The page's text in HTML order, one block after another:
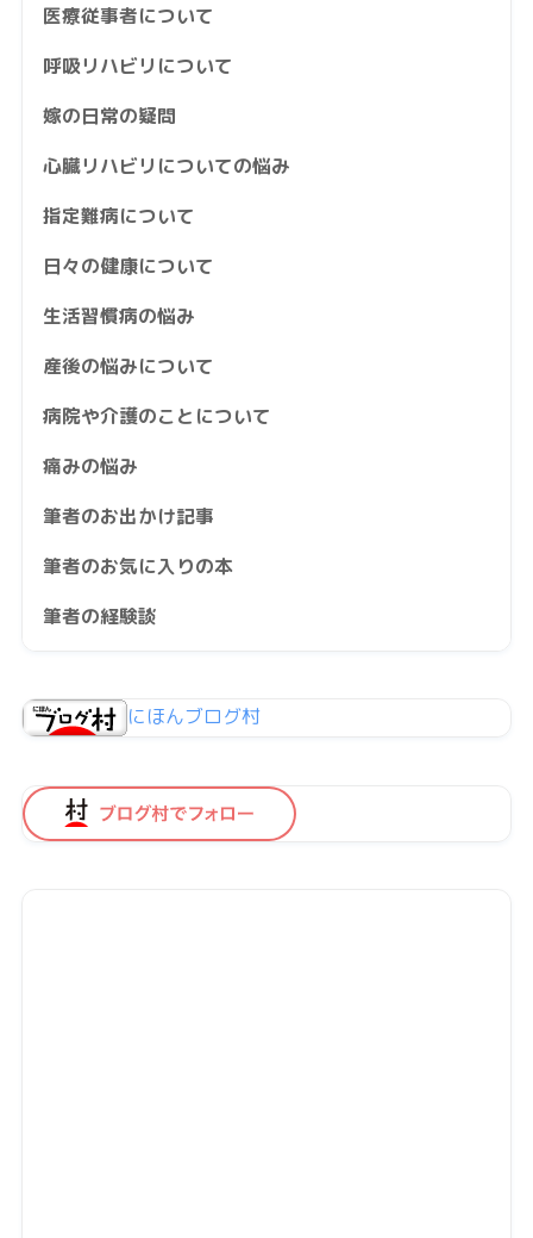
医療従事者について
呼吸リハビリについて
嫁の日常の疑問
心臓リハビリについての悩み
指定難病について
日々の健康について
生活習慣病の悩み
産後の悩みについて
病院や介護のことについて
痛みの悩み
筆者のお出かけ記事
筆者のお気に入りの本
筆者の経験談
にほんブログ村